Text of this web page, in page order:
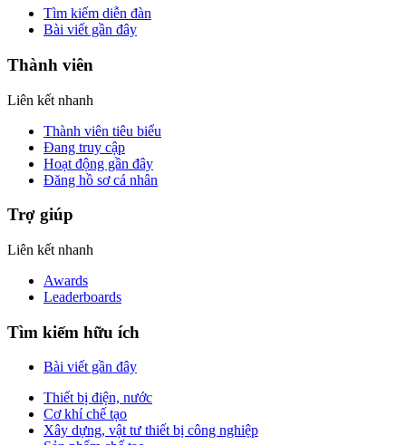
Tìm kiếm diễn đàn
Bài viết gần đây
Thành viên
Liên kết nhanh
Thành viên tiêu biểu
Đang truy cập
Hoạt động gần đây
Đăng hồ sơ cá nhân
Trợ giúp
Liên kết nhanh
Awards
Leaderboards
Tìm kiếm hữu ích
Bài viết gần đây
Thiết bị điện, nước
Cơ khí chế tạo
Xây dựng, vật tư thiết bị công nghiệp